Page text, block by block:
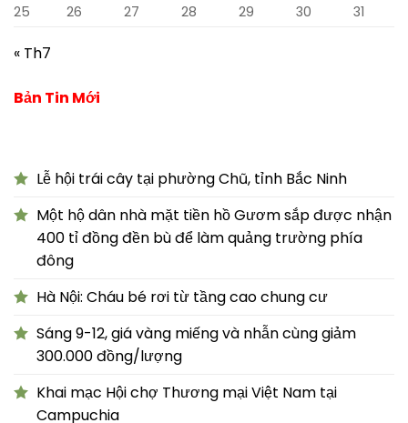
25
26 27 28 29 30 31
« Th7
Bản Tin Mới
Lễ hội trái cây tại phường Chũ, tỉnh Bắc Ninh
Một hộ dân nhà mặt tiền hồ Gươm sắp được nhận
400 tỉ đồng đền bù để làm quảng trường phía
đông
Hà Nội: Cháu bé rơi từ tầng cao chung cư
Sáng 9-12, giá vàng miếng và nhẫn cùng giảm
300.000 đồng/lượng
Khai mạc Hội chợ Thương mại Việt Nam tại
Campuchia